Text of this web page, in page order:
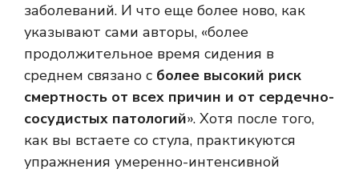
заболеваний. И что еще более ново, как
указывают сами авторы, «более
продолжительное время сидения в
среднем связано с более высокий риск
смертность от всех причин и от сердечно-
сосудистых патологий». Хотя после того,
как вы встаете со стула, практикуются
упражнения умеренно-интенсивной